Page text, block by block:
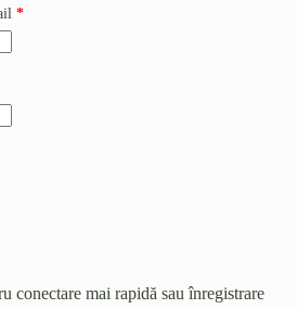
*Obligatoriu
conectare mai rapidă sau înregistrare